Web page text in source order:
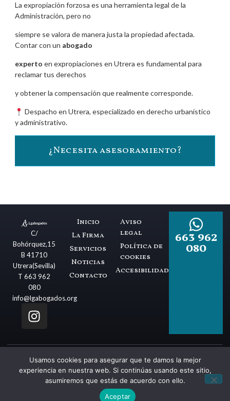
La expropiación forzosa es una herramienta legal de la
Administración, pero no
siempre se valora de manera justa la propiedad afectada.
Contar con un abogado
experto en expropiaciones en Utrera es fundamental para
reclamar tus derechos
y obtener la compensación que realmente corresponde.
Despacho en Utrera, especializado en derecho urbanístico
y administrativo.
¿Necesita asesoramiento?
C/
Bohórquez,15
B 41710
Utrera(Sevilla)
T 663 962
080
info@lgabogados.org
Inicio
La Firma
Servicios
Noticias
Contacto
Aviso
legal
Política de
cookies
Accesibilidad
663 962
080
© 2026 Lgabogados.org | Todos Los Derechos Reservados
Usamos cookies para asegurar que te damos la mejor
experiencia en nuestra web. Si continúas usando este sitio,
asumiremos que estás de acuerdo con ello.
Aceptar